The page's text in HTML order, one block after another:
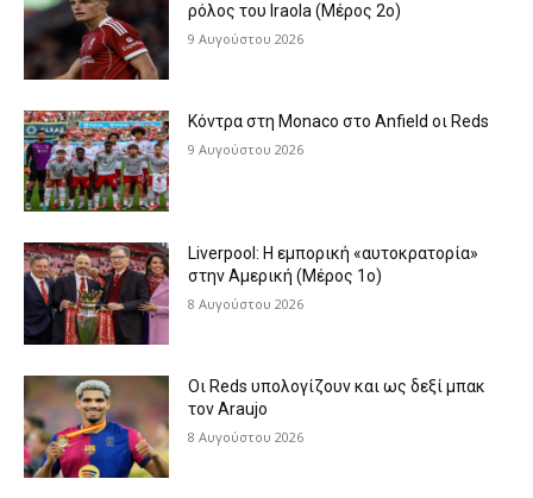
ρόλος του Iraola (Μέρος 2ο)
9 Αυγούστου 2026
Κόντρα στη Monaco στο Anfield οι Reds
9 Αυγούστου 2026
Liverpool: Η εμπορική «αυτοκρατορία»
στην Αμερική (Μέρος 1ο)
8 Αυγούστου 2026
Οι Reds υπολογίζουν και ως δεξί μπακ
τον Araujo
8 Αυγούστου 2026